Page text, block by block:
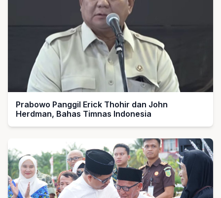
Prabowo Panggil Erick Thohir dan John
Herdman, Bahas Timnas Indonesia